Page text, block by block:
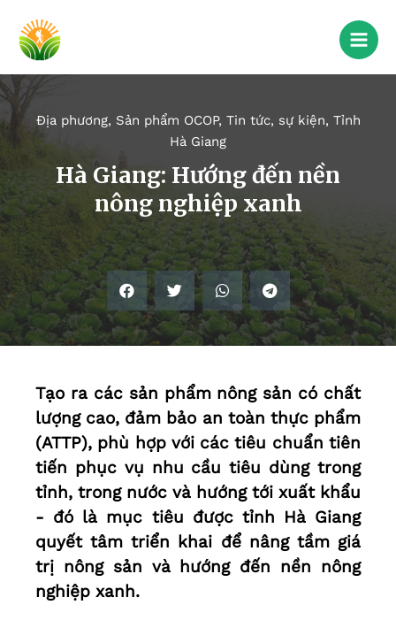
Địa phương, Sản phẩm OCOP, Tin tức, sự kiện, Tỉnh
Hà Giang
Hà Giang: Hướng đến nền
nông nghiệp xanh
Tạo ra các sản phẩm nông sản có chất
lượng cao, đảm bảo an toàn thực phẩm
(ATTP), phù hợp với các tiêu chuẩn tiên
tiến phục vụ nhu cầu tiêu dùng trong
tỉnh, trong nước và hướng tới xuất khẩu
- đó là mục tiêu được tỉnh Hà Giang
quyết tâm triển khai để nâng tầm giá
trị nông sản và hướng đến nền nông
nghiệp xanh.